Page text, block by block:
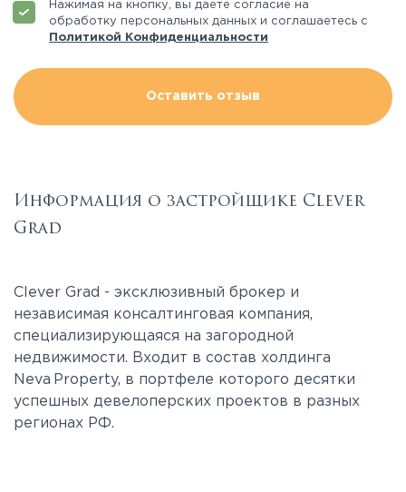
Нажимая на кнопку, вы даете согласие на
обработку персональных данных и соглашаетесь с
Политикой Конфиденциальности
Оставить отзыв
Информация о застройщике Clever
Grad
Clever Grad - эксклюзивный брокер и
независимая консалтинговая компания,
специализирующаяся на загородной
недвижимости. Входит в состав холдинга
Neva Property, в портфеле которого десятки
успешных девелоперских проектов в разных
регионах РФ.